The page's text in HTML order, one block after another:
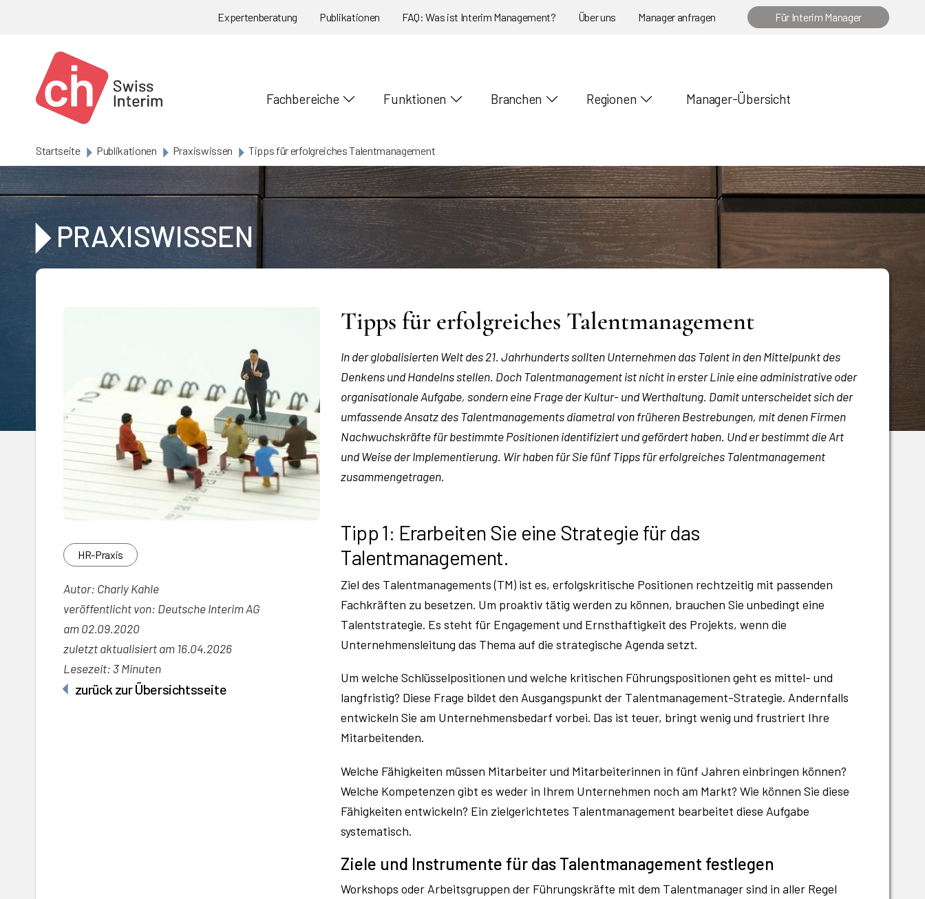
Expertenberatung Publikationen FAQ: Was ist Interim Management? Über uns Manager anfragen Für Interim Manager
Fachbereiche Funktionen Branchen Regionen Manager-Übersicht
Startseite Publikationen Praxiswissen Tipps für erfolgreiches Talentmanagement
PRAXISWISSEN
HR-Praxis
Autor: Charly Kahle
veröffentlicht von: Deutsche Interim AG
am02.09.2020
zuletzt aktualisiert am 16.04.2026
Lesezeit: 3 Minuten
zurück zur Übersichtsseite
Tipps für erfolgreiches Talentmanagement
In der globalisierten Welt des 21. Jahrhunderts sollten Unternehmen das Talent in den Mittelpunkt des
Denkens und Handelns stellen. Doch Talentmanagement ist nicht in erster Linie eine administrative oder
organisationale Aufgabe, sondern eine Frage der Kultur- und Werthaltung. Damit unterscheidet sich der
umfassende Ansatz des Talentmanagements diametral von früheren Bestrebungen, mit denen Firmen
Nachwuchskräfte für bestimmte Positionen identifiziert und gefördert haben. Und er bestimmt die Art
und Weise der Implementierung. Wir haben für Sie fünf Tipps für erfolgreiches Talentmanagement
zusammengetragen.
Tipp 1: Erarbeiten Sie eine Strategie für das
Talentmanagement.
Ziel des Talentmanagements (TM) ist es, erfolgskritische Positionen rechtzeitig mit passenden
Fachkräften zu besetzen. Um proaktiv tätig werden zu können, brauchen Sie unbedingt eine
Talentstrategie. Es steht für Engagement und Ernsthaftigkeit des Projekts, wenn die
Unternehmensleitung das Thema auf die strategische Agenda setzt.
Um welche Schlüsselpositionen und welche kritischen Führungspositionen geht es mittel- und
langfristig? Diese Frage bildet den Ausgangspunkt der Talentmanagement-Strategie. Andernfalls
entwickeln Sie am Unternehmensbedarf vorbei. Das ist teuer, bringt wenig und frustriert Ihre
Mitarbeitenden.
Welche Fähigkeiten müssen Mitarbeiter und Mitarbeiterinnen in fünf Jahren einbringen können?
Welche Kompetenzen gibt es weder in Ihrem Unternehmen noch am Markt? Wie können Sie diese
Fähigkeiten entwickeln? Ein zielgerichtetes Talentmanagement bearbeitet diese Aufgabe
systematisch.
Ziele und Instrumente für das Talentmanagement festlegen
Workshops oder Arbeitsgruppen der Führungskräfte mit dem Talentmanager sind in aller Regel